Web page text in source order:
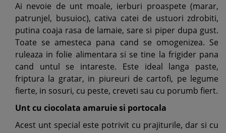
Ai nevoie de unt moale, ierburi proaspete (marar,
patrunjel, busuioc), cativa catei de ustuori zdrobiti,
putina coaja rasa de lamaie, sare si piper dupa gust.
Toate se amesteca pana cand se omogenizea. Se
ruleaza in folie alimentara si se tine la frigider pana
cand untul se intareste. Este ideal langa paste,
friptura la gratar, in piureuri de cartofi, pe legume
fierte, in sosuri, cu peste, creveti sau cu porumb fiert.
Unt cu ciocolata amaruie si portocala
Acest unt special este potrivit cu prajiturile, dar si cu